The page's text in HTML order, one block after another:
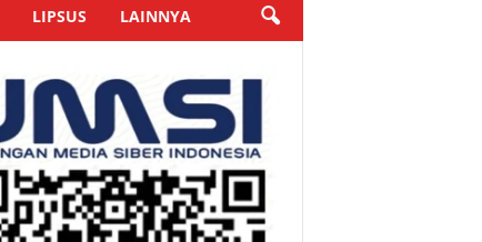
LIPSUS LAINNYA